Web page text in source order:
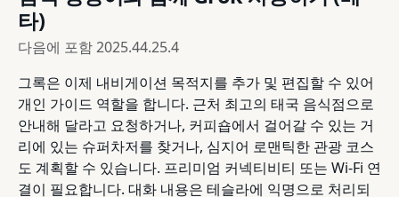
타)
다음에 포함2025.44.25.4
그록은 이제 내비게이션 목적지를 추가 및 편집할 수 있어
개인 가이드 역할을 합니다. 근처 최고의 태국 음식점으로
안내해 달라고 요청하거나, 커피숍에서 걸어갈 수 있는 거
리에 있는 슈퍼차저를 찾거나, 심지어 로맨틱한 관광 코스
도 계획할 수 있습니다. 프리미엄 커넥티비티 또는 Wi-Fi 연
결이 필요합니다. 대화 내용은 테슬라에 익명으로 처리되